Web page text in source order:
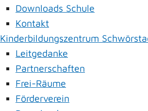
Downloads Schule
Kontakt
Kinderbildungszentrum
Leitgedanke
Partnerschaften
Frei-Räume
Förderverein